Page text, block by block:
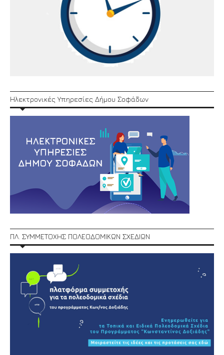
Ηλεκτρονικές Υπηρεσίες Δήμου Σοφάδων
ΠΛ. ΣΥΜΜΕΤΟΧΗΣ ΠΟΛΕΟΔΟΜΙΚΩΝ ΣΧΕΔΙΩΝ